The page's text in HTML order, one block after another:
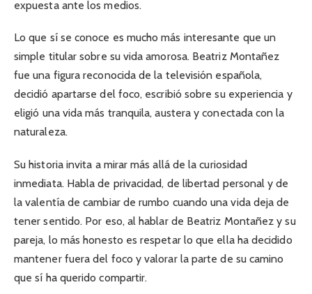
expuesta ante los medios.
Lo que sí se conoce es mucho más interesante que un
simple titular sobre su vida amorosa. Beatriz Montañez
fue una figura reconocida de la televisión española,
decidió apartarse del foco, escribió sobre su experiencia y
eligió una vida más tranquila, austera y conectada con la
naturaleza.
Su historia invita a mirar más allá de la curiosidad
inmediata. Habla de privacidad, de libertad personal y de
la valentía de cambiar de rumbo cuando una vida deja de
tener sentido. Por eso, al hablar de Beatriz Montañez y su
pareja, lo más honesto es respetar lo que ella ha decidido
mantener fuera del foco y valorar la parte de su camino
que sí ha querido compartir.